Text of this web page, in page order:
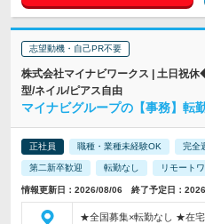
志望動機・自己PR不要
株式会社マイナビワークス | 土日祝
型/ネイル/ピアス自由
マイナビグループの【事務】
正社員 職種・業種未経験OK 完全
第二新卒歓迎 転勤なし リモート
情報更新日：2026/08/06 終了予定日：
★全国募集×転勤なし ★在